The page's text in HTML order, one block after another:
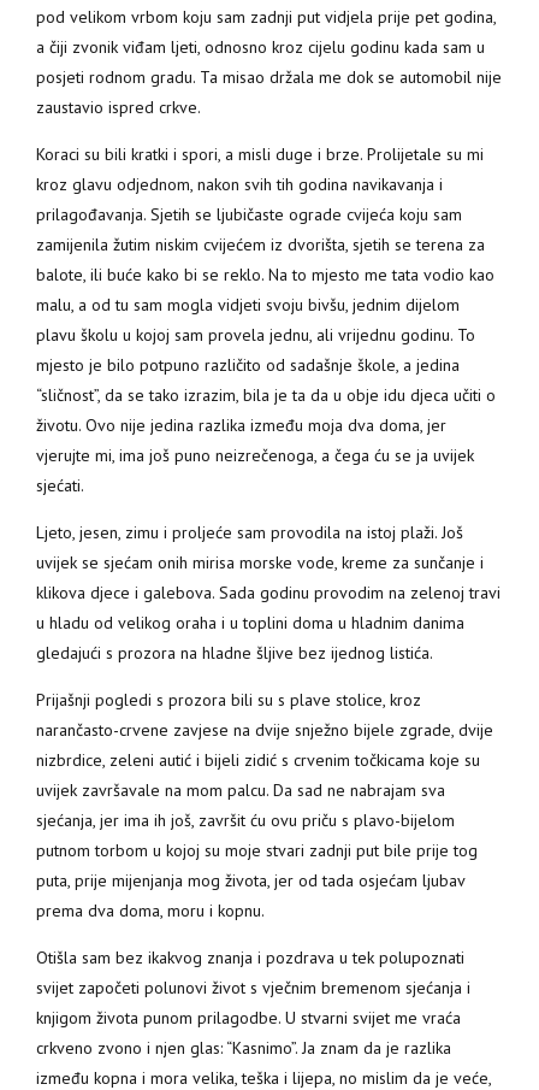
pod velikom vrbom koju sam zadnji put vidjela prije pet godina,
a čiji zvonik viđam ljeti, odnosno kroz cijelu godinu kada sam u
posjeti rodnom gradu. Ta misao držala me dok se automobil nije
zaustavio ispred crkve.
Koraci su bili kratki i spori, a misli duge i brze. Prolijetale su mi
kroz glavu odjednom, nakon svih tih godina navikavanja i
prilagođavanja. Sjetih se ljubičaste ograde cvijeća koju sam
zamijenila žutim niskim cvijećem iz dvorišta, sjetih se terena za
balote, ili buće kako bi se reklo. Na to mjesto me tata vodio kao
malu, a od tu sam mogla vidjeti svoju bivšu, jednim dijelom
plavu školu u kojoj sam provela jednu, ali vrijednu godinu. To
mjesto je bilo potpuno različito od sadašnje škole, a jedina
“sličnost”, da se tako izrazim, bila je ta da u obje idu djeca učiti o
životu. Ovo nije jedina razlika između moja dva doma, jer
vjerujte mi, ima još puno neizrečenoga, a čega ću se ja uvijek
sjećati.
Ljeto, jesen, zimu i proljeće sam provodila na istoj plaži. Još
uvijek se sjećam onih mirisa morske vode, kreme za sunčanje i
klikova djece i galebova. Sada godinu provodim na zelenoj travi
u hladu od velikog oraha i u toplini doma u hladnim danima
gledajući s prozora na hladne šljive bez ijednog listića.
Prijašnji pogledi s prozora bili su s plave stolice, kroz
narančasto-crvene zavjese na dvije snježno bijele zgrade, dvije
nizbrdice, zeleni autić i bijeli zidić s crvenim točkicama koje su
uvijek završavale na mom palcu. Da sad ne nabrajam sva
sjećanja, jer ima ih još, završit ću ovu priču s plavo-bijelom
putnom torbom u kojoj su moje stvari zadnji put bile prije tog
puta, prije mijenjanja mog života, jer od tada osjećam ljubav
prema dva doma, moru i kopnu.
Otišla sam bez ikakvog znanja i pozdrava u tek polupoznati
svijet započeti polunovi život s vječnim bremenom sjećanja i
knjigom života punom prilagodbe. U stvarni svijet me vraća
crkveno zvono i njen glas: “Kasnimo”. Ja znam da je razlika
između kopna i mora velika, teška i lijepa, no mislim da je veće,